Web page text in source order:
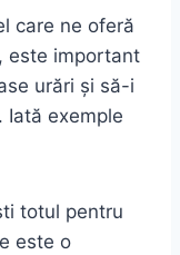
care ne oferă
este important
urări și să-i
Iată exemple
totul pentru
este o